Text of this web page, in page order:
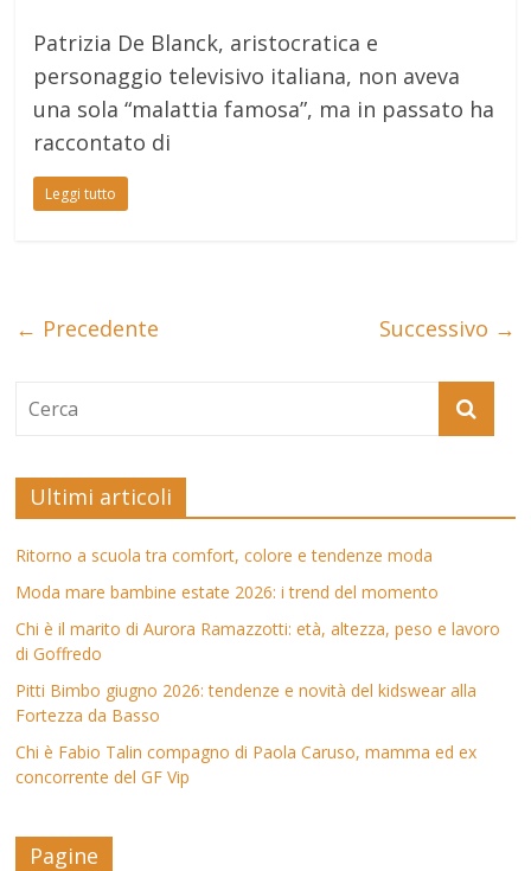
Patrizia De Blanck, aristocratica e
personaggio televisivo italiana, non aveva
una sola “malattia famosa”, ma in passato ha
raccontato di
Leggi tutto
← Precedente Successivo →
Ultimi articoli
Ritorno a scuola tra comfort, colore e tendenze moda
Moda mare bambine estate 2026: i trend del momento
Chi è il marito di Aurora Ramazzotti: età, altezza, peso e lavoro
di Goffredo
Pitti Bimbo giugno 2026: tendenze e novità del kidswear alla
Fortezza da Basso
Chi è Fabio Talin compagno di Paola Caruso, mamma ed ex
concorrente del GF Vip
Pagine